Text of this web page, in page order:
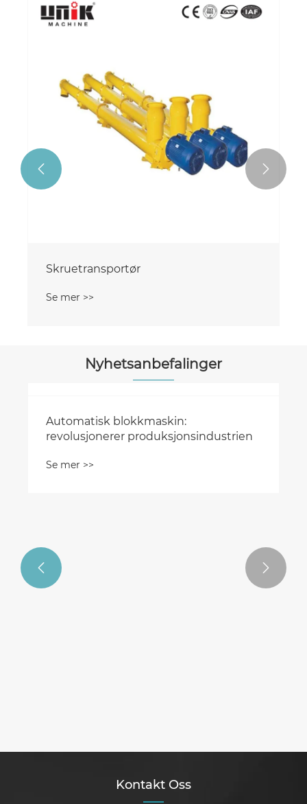
Skruetransportør
Se mer >>
 
Nyhetsanbefalinger
Automatisk blokkmaskin:
revolusjonerer produksjonsindustrien
Se mer >>
 
Kontakt Oss